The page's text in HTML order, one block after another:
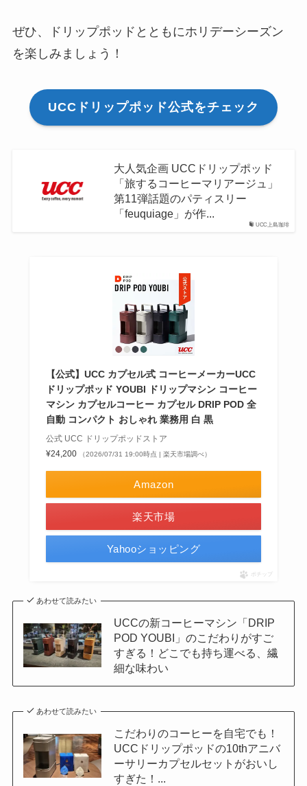
ぜひ、ドリップポッドとともにホリデーシーズン
を楽しみましょう！
UCCドリップポッド公式をチェック
UCC上島珈琲
大人気企画 UCCドリップポッド
「旅するコーヒーマリアージュ」
第11弾話題のパティスリー
「feuquiage」が作...
【公式】UCC カプセル式 コーヒーメーカーUCC
ドリップポッド YOUBI ドリップマシン コーヒー
マシン カプセルコーヒー カプセル DRIP POD 全
自動 コンパクト おしゃれ 業務用 白 黒
公式 UCC ドリップポッドストア
¥24,200
（2026/07/31 19:00時点 | 楽天市場調べ）
Amazon
楽天市場
Yahooショッピング
ポチップ
あわせて読みたい
UCCの新コーヒーマシン「DRIP
POD YOUBI」のこだわりがすご
すぎる！どこでも持ち運べる、繊
細な味わい
あわせて読みたい
こだわりのコーヒーを自宅でも！
UCCドリップポッドの10thアニバ
ーサリーカプセルセットがおいし
すぎた！...